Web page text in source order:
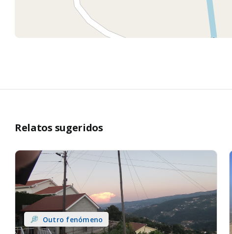
Relatos sugeridos
Outro fenómeno